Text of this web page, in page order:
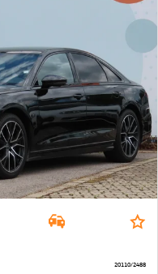
20110/2488